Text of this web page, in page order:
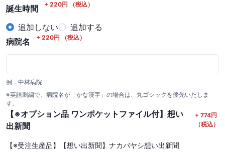
誕生時間
+ 220円 （税込）
追加しない
追加する
病院名
+ 220円 （税込）
例．中林病院
※英語刺繍で、病院名が「かな漢字」の場合は、丸ゴシックを優先いたしま
す。
【※オプション品 ワンポケットファイル付】想い
出新聞
+ 774円
（税込）
【※受注生産品】【想い出新聞】ナカバヤシ想い出新聞